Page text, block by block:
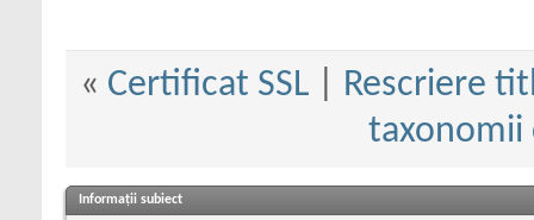
« Certificat SSL| Rescriere
taxonomii
Informații subiect